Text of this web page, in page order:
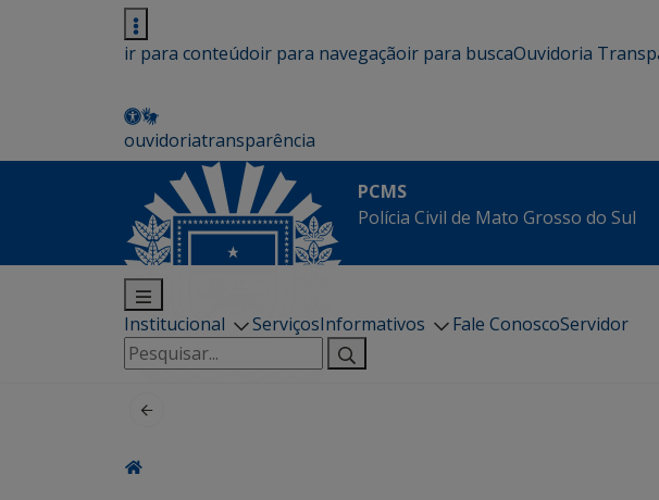
ir para conteúdoir para navegaçãoir para buscaOuvidoria
ouvidoriatransparência
PCMS
Polícia Civil de Mato Grosso do Sul
Institucional ServiçosInformativos Fale ConoscoServidor
Pesquisar
por: